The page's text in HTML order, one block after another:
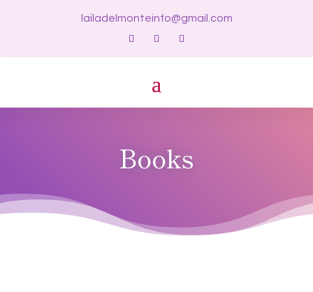
lailadelmonteinfo@gmail.com
Books